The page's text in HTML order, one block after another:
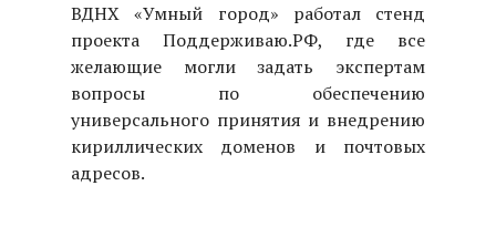
ВДНХ «Умный город» работал стенд
проекта Поддерживаю.РФ, где все
желающие могли задать экспертам
вопросы по обеспечению
универсального принятия и внедрению
кириллических доменов и почтовых
адресов.